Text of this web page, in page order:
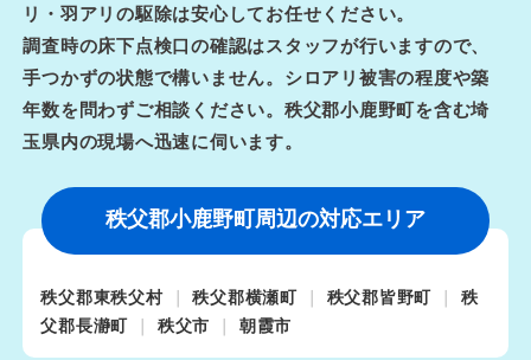
リ・羽アリの駆除は安心してお任せください。
調査時の床下点検口の確認はスタッフが行いますので、
手つかずの状態で構いません。シロアリ被害の程度や築
年数を問わずご相談ください。秩父郡小鹿野町を含む埼
玉県内の現場へ迅速に伺います。
秩父郡小鹿野町周辺の対応エリア
秩父郡東秩父村 秩父郡横瀬町 秩父郡皆野町
秩
父郡長瀞町
秩父市 朝霞市